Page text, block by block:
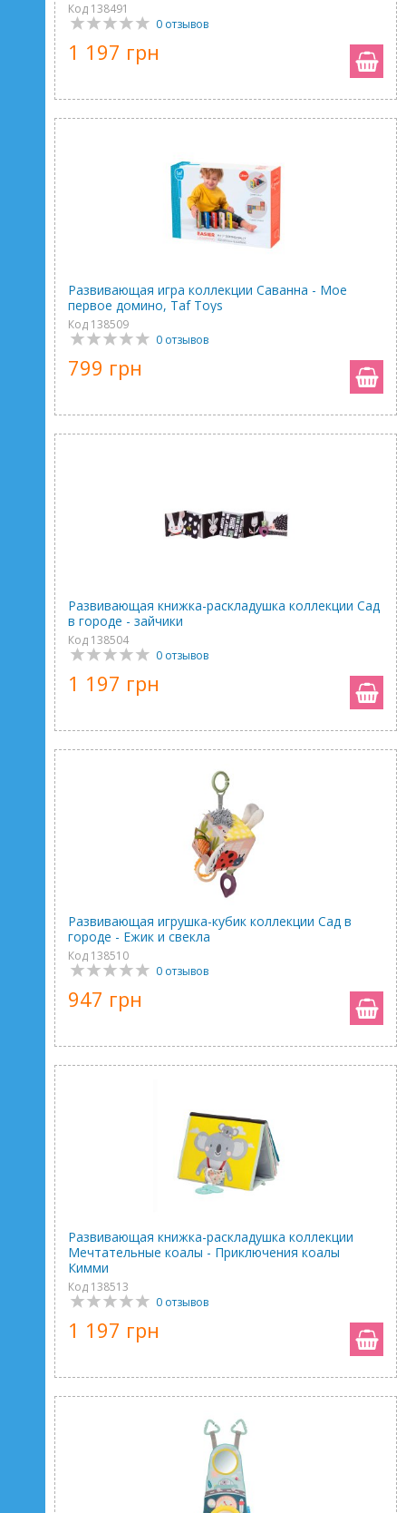
Код 138491
0 отзывов
1 197 грн
Развивающая игра коллекции Саванна - Мое
первое домино, Taf Toys
Код 138509
0 отзывов
799 грн
Развивающая книжка-раскладушка коллекции Сад
в городе - зайчики
Код 138504
0 отзывов
1 197 грн
Развивающая игрушка-кубик коллекции Сад в
городе - Ежик и свекла
Код 138510
0 отзывов
947 грн
Развивающая книжка-раскладушка коллекции
Мечтательные коалы - Приключения коалы
Кимми
Код 138513
0 отзывов
1 197 грн